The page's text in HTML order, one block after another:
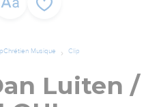
Musique Clip
Luiten /